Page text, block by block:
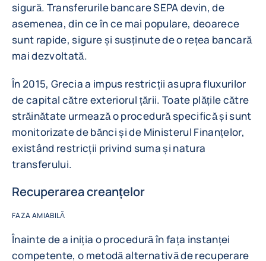
sigură. Transferurile bancare SEPA devin, de
asemenea, din ce în ce mai populare, deoarece
sunt rapide, sigure și susținute de o rețea bancară
mai dezvoltată.
În 2015, Grecia a impus restricții asupra fluxurilor
de capital către exteriorul țării. Toate plățile către
străinătate urmează o procedură specifică și sunt
monitorizate de bănci și de Ministerul Finanțelor,
existând restricții privind suma și natura
transferului.
Recuperarea creanțelor
FAZA AMIABILĂ
Înainte de a iniția o procedură în fața instanței
competente, o metodă alternativă de recuperare